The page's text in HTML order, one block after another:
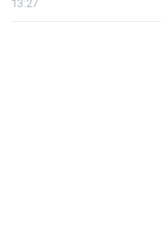
13:27